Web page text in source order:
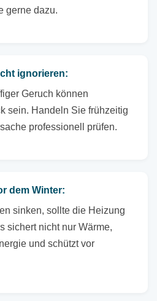
gerne dazu.
ignorieren:
Geruch können
sein. Handeln Sie frühzeitig
professionell prüfen.
dem Winter:
sinken, sollte die Heizung
sichert nicht nur Wärme,
und schützt vor